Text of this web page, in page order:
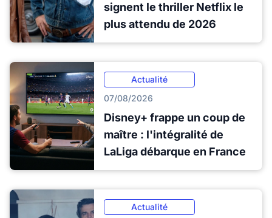
signent le thriller Netflix le
plus attendu de 2026
Actualité
07/08/2026
Disney+ frappe un coup de
maître : l'intégralité de
LaLiga débarque en France
Actualité